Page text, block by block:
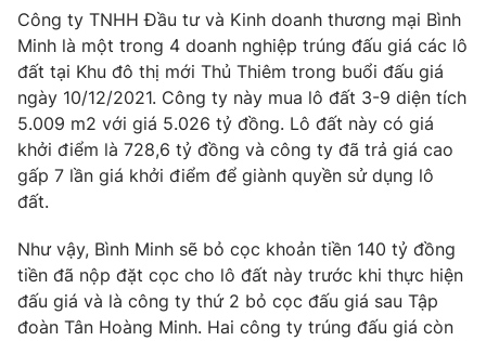
Giải sao mai
Sao
Làm đẹp
Chất lượng cuộc sống
Giáo dục
Tuyển sinh
Học trực tuyến
Công nghệ
Hitech Công nghệ tương lai
Sản phẩm
Thị trường
Tư vấn
Giao lưu trực tuyến
Lịch phát sóng
Chuyên mục khác
Emagazine Podcast
Công ty TNHH Đầu tư và Kinh doanh thương mại Bình
Minh là một trong 4 doanh nghiệp trúng đấu giá các lô
đất tại Khu đô thị mới Thủ Thiêm trong buổi đấu giá
ngày 10/12/2021. Công ty này mua lô đất 3-9 diện tích
5.009 m2 với giá 5.026 tỷ đồng. Lô đất này có giá
khởi điểm là 728,6 tỷ đồng và công ty đã trả giá cao
gấp 7 lần giá khởi điểm để giành quyền sử dụng lô
đất.
Như vậy, Bình Minh sẽ bỏ cọc khoản tiền 140 tỷ đồng
tiền đã nộp đặt cọc cho lô đất này trước khi thực hiện
đấu giá và là công ty thứ 2 bỏ cọc đấu giá sau Tập
đoàn Tân Hoàng Minh. Hai công ty trúng đấu giá còn